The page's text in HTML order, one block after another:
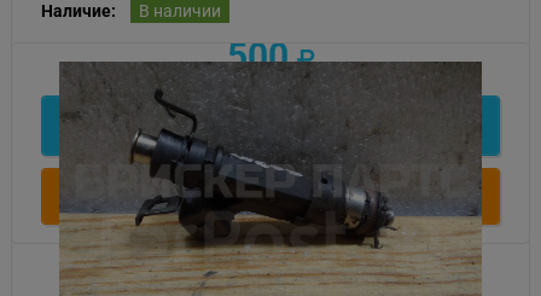
Наличие:
В наличии
500
Подробнее
Купить